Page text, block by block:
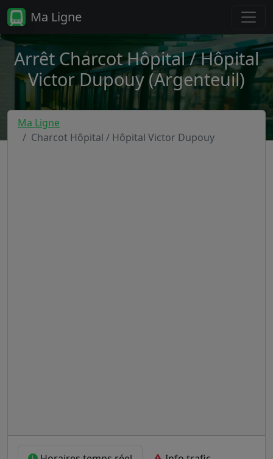
Ma Ligne
Arrêt Charcot Hôpital / Hôpital
Victor Dupouy (Argenteuil)
Ma Ligne
Charcot Hôpital / Hôpital Victor Dupouy